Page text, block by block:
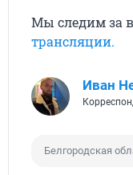
Мы следим за
трансляции.
Иван
Белгородская